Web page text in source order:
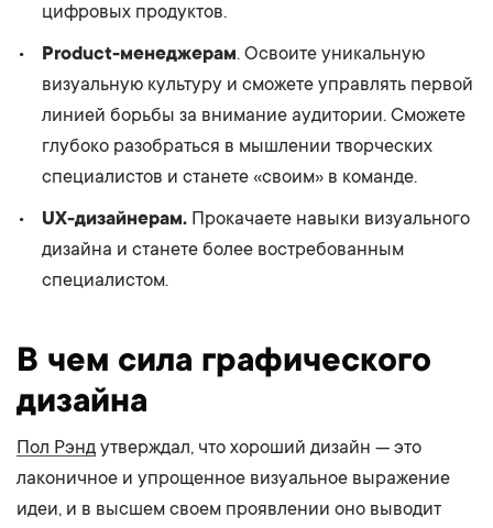
цифровых продуктов.
Product-менеджерам. Освоите уникальную
визуальную культуру и сможете управлять первой
линией борьбы за внимание аудитории. Сможете
глубоко разобраться в мышлении творческих
специалистов и станете «своим» в команде.
UX-дизайнерам. Прокачаете навыки визуального
дизайна и станете более востребованным
специалистом.
В чем сила графического
дизайна
Пол Рэнд утверждал, что хороший дизайн — это
лаконичное и упрощенное визуальное выражение
идеи, и в высшем своем проявлении оно выводит